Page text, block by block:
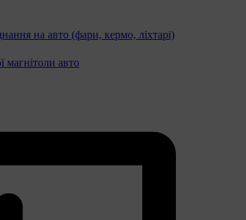
на авто (фари, кермо, ліхтарі)
магнітоли авто